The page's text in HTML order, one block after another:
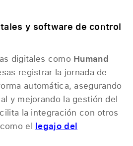
y software de control
digitales como Humand
registrar la jornada de
automática, asegurando
y mejorando la gestión del
la integración con otros
el legajo del